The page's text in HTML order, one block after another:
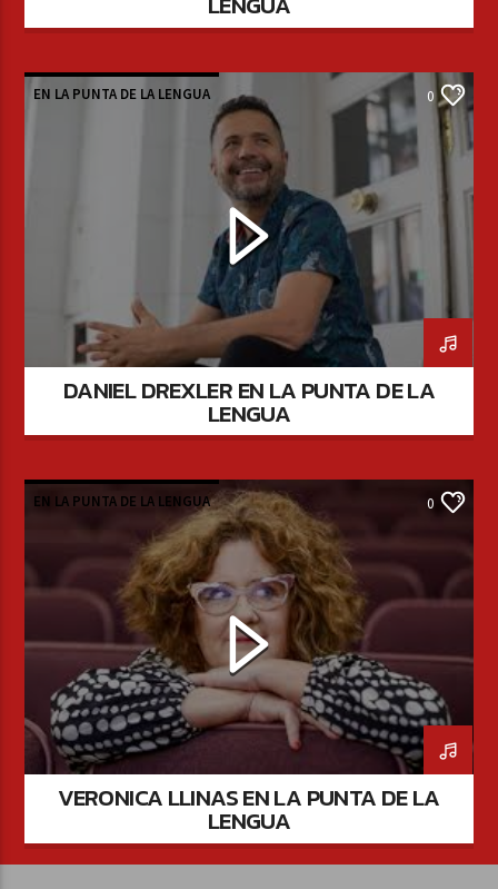
EN LA PUNTA DE LA LENGUA 0
DANIEL DREXLER EN LA PUNTA DE LA
LENGUA
EN LA PUNTA DE LA LENGUA 0
VERONICA LLINAS EN LA PUNTA DE LA
LENGUA